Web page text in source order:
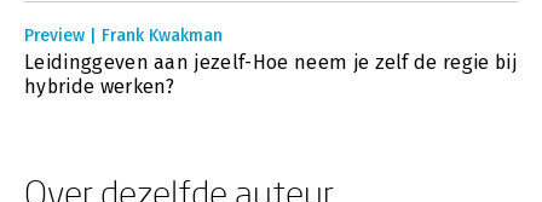
Preview | Frank Kwakman
Leidinggeven aan jezelf-Hoe neem je zelf de regie bij
hybride werken?
Over dezelfde auteur